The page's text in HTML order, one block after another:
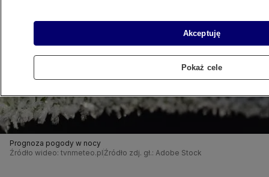
Prognoza pogody w nocy
Źródło wideo: tvnmeteo.pl Źródło zdj. gł.: Adobe Stock
Akceptuję
Pokaż cele